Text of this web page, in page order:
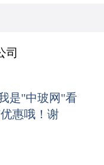
司
是"中玻网"看
惠哦！谢